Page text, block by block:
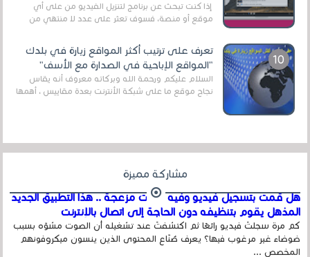
إذا كنت تبحث عن برنامج لتنزيل الفيديو من على أي
موقع أو منصة، فسوف تعثر على عدد لا منتهي من
تعرف على ترتيب أكثر المواقع زيارة في بلدك
"المواقع الإباحية في الصدارة مع الأسف"
السلام عليكم ورحمة الله وبركاته معروف أنه يقاس
نجاح موقع ما على شبكة الأنترنت بعدة مقاييس ، أهمها
مشاركة مميزة
هل قمت بتسجيل فيديو وفيه أصوت مزعجة .. هذا التطبيق الجديد
المذهل يقوم بتنظيفه دون الحاجة إلى اتصال بالإنترنت
كم مرة سجلتَ فيديو رائعًا ثم اكتشفتَ عند تشغيله أن الصوت مشوّه بسبب
ضوضاء غير مرغوب فيها؟ يعرف صُنّاع المحتوى الذين ينسون ميكروفونهم
المخصص ...